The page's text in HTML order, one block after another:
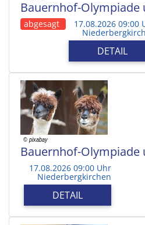
Bauernhof-Olympiade
abgesagt 17.08.2026 09:00
DETAIL
Bauernhof-Olympiade
17.08.2026 09:00 Uhr
Niederbergkirchen
DETAIL